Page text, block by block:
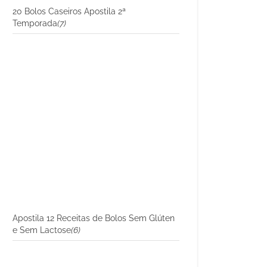
20 Bolos Caseiros Apostila 2ª
Temporada(7)
Apostila 12 Receitas de Bolos Sem Glúten
e Sem Lactose(6)